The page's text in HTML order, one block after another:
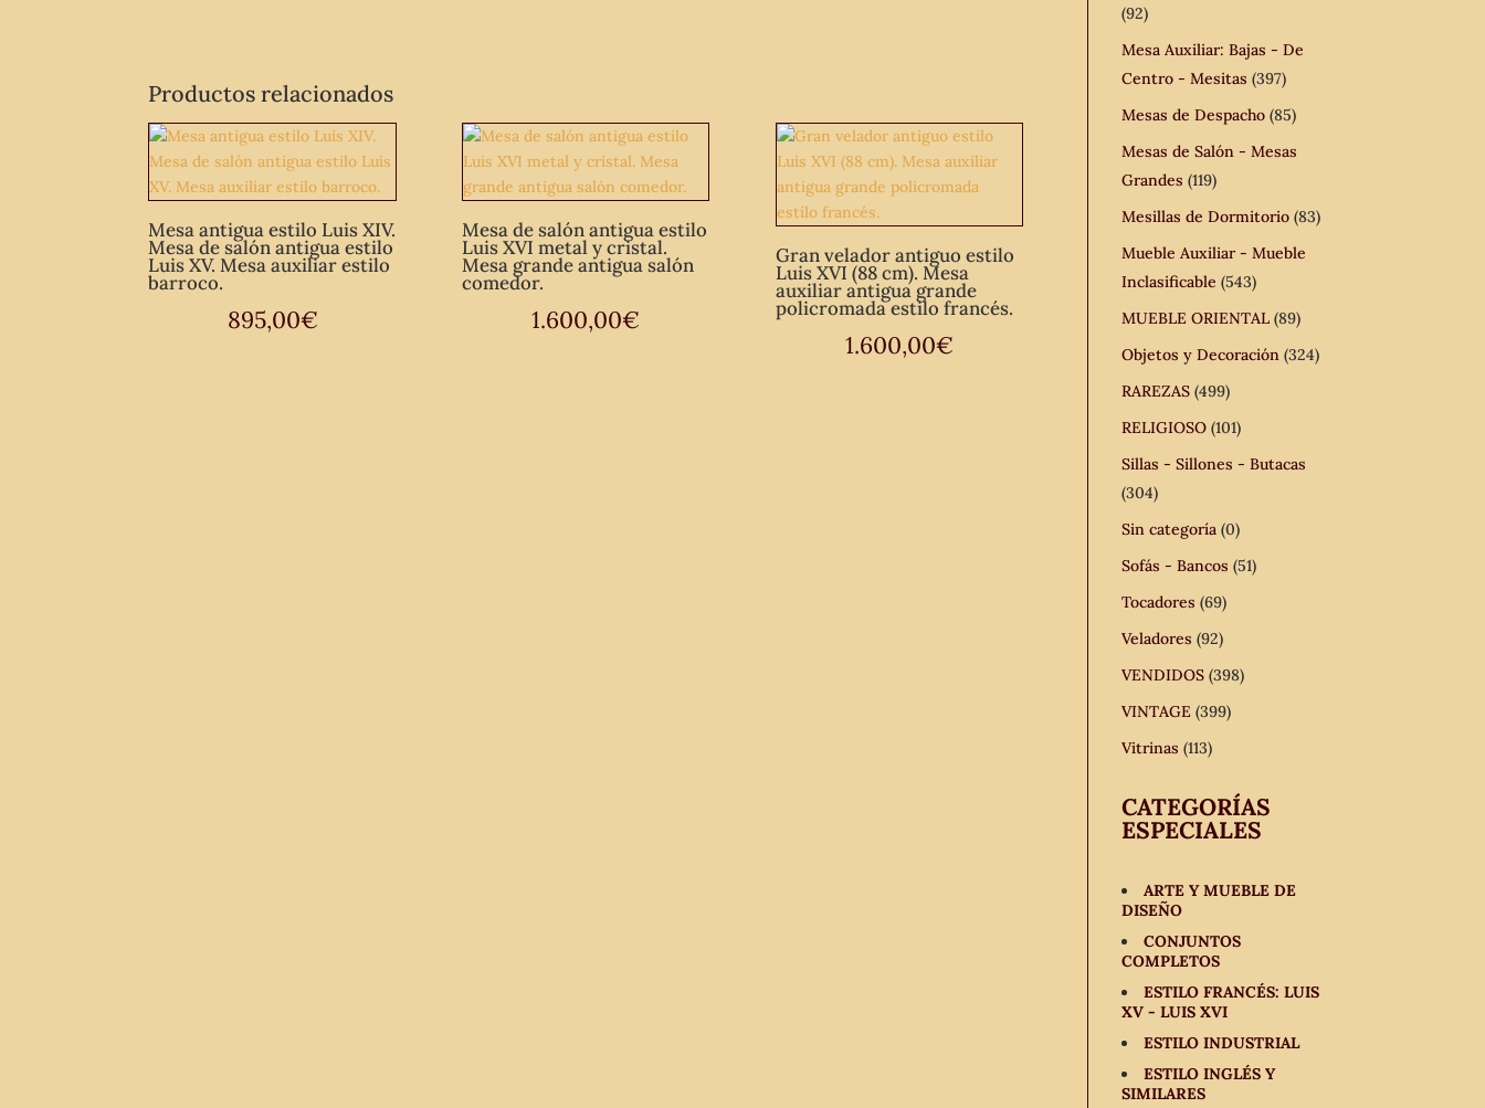
Productos relacionados
Mesa antigua estilo Luis XIV.
Mesa de salón antigua estilo
Luis XV. Mesa auxiliar estilo
barroco.
895,00€
Mesa de salón antigua estilo
Luis XVI metal y cristal.
Mesa grande antigua salón
comedor.
1.600,00€
Gran velador antiguo estilo
Luis XVI (88 cm). Mesa
auxiliar antigua grande
policromada estilo francés.
1.600,00€
(92)
Mesa Auxiliar: Bajas - De
Centro - Mesitas (397)
Mesas de Despacho (85)
Mesas de Salón - Mesas
Grandes (119)
Mesillas de Dormitorio (83)
Mueble Auxiliar - Mueble
Inclasificable (543)
MUEBLE ORIENTAL (89)
Objetos y Decoración (324)
RAREZAS (499)
RELIGIOSO (101)
Sillas - Sillones - Butacas
(304)
Sin categoría (0)
Sofás - Bancos (51)
Tocadores (69)
Veladores (92)
VENDIDOS (398)
VINTAGE (399)
Vitrinas (113)
CATEGORÍAS
ESPECIALES
ARTE Y MUEBLE DE
DISEÑO
CONJUNTOS
COMPLETOS
ESTILO FRANCÉS: LUIS
XV - LUIS XVI
ESTILO INDUSTRIAL
ESTILO INGLÉS Y
SIMILARES